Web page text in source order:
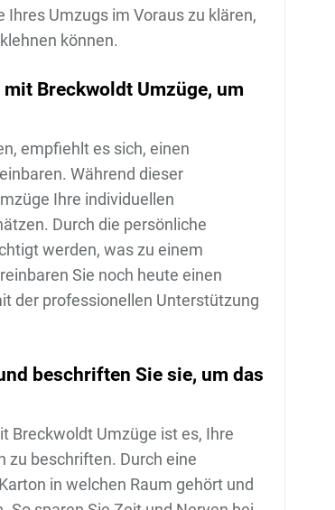
Umzugs im Voraus zu klären,
können.
Breckwoldt Umzüge, um
empfiehlt es sich, einen
Während dieser
Ihre individuellen
Durch die persönliche
werden, was zu einem
Sie noch heute einen
der professionellen Unterstützung
beschriften Sie sie, um das
Breckwoldt Umzüge ist es, Ihre
zu beschriften. Durch eine
in welchen Raum gehört und